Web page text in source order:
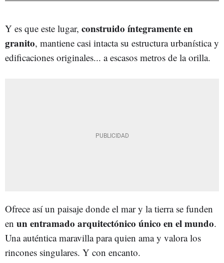
Y es que este lugar, construido íntegramente en
granito, mantiene casi intacta su estructura urbanística y
edificaciones originales... a escasos metros de la orilla.
Ofrece así un paisaje donde el mar y la tierra se funden
en un entramado arquitectónico único en el mundo.
Una auténtica maravilla para quien ama y valora los
rincones singulares. Y con encanto.